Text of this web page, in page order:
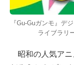
『Gu-Guガンモ』デ
ライブラリ
昭和の人気アニ